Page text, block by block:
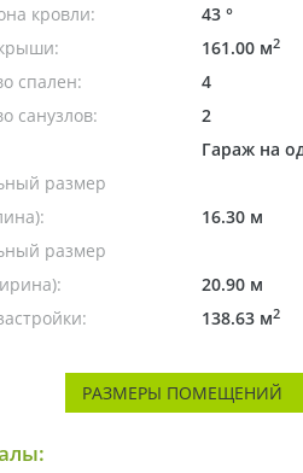
кровли:
43 °
161.00 м2
спален:
4
санузлов:
2
Гараж на
размер
16.30 м
размер
20.90 м
138.63 м2
РАЗМЕРЫ ПОМЕЩЕНИЙ